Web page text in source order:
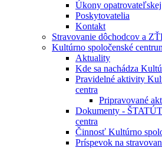
Úkony
Poskytovatelia
Kontakt
Stravovanie dôchodcov a
Kultúrno spoločenské
Aktuality
Kde sa nachádza
Pravidelné aktivity
centra
Pripravované
Dokumenty -
centra
Činnosť Kultúrno
Príspevok na